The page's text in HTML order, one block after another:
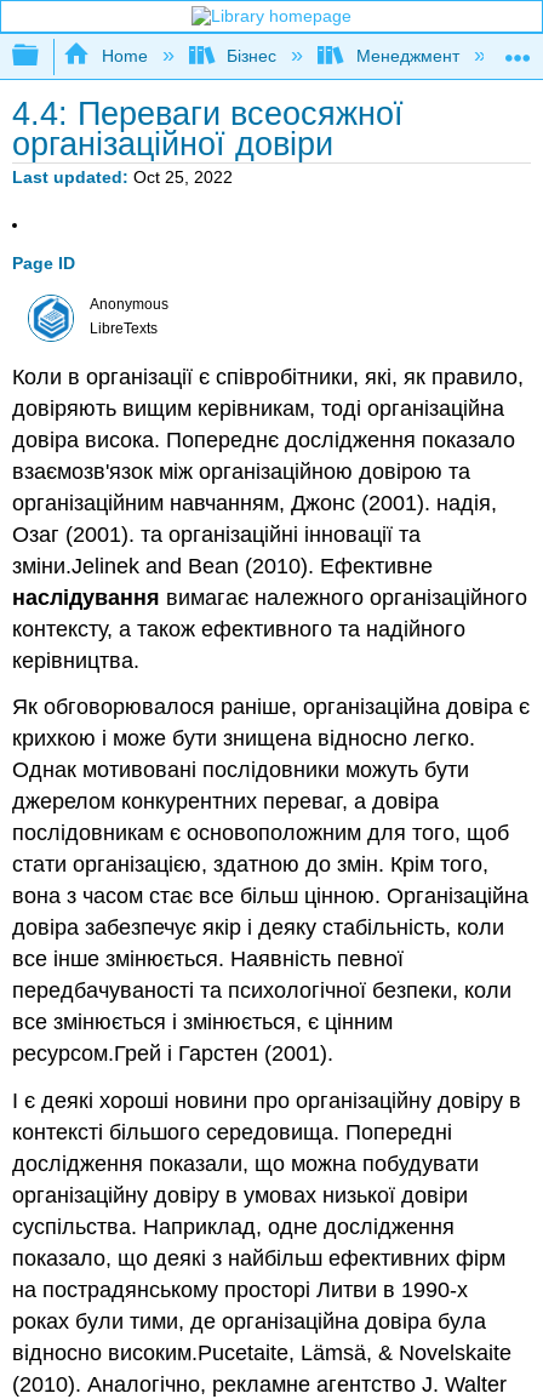
Expand/collapse global hierarchy
Home Бізнес Менеджмент
4.4: Переваги всеосяжної
організаційної довіри
Last updated Oct 25, 2022
Page ID
Anonymous
LibreTexts
Коли в організації є співробітники, які, як правило,
довіряють вищим керівникам, тоді організаційна
довіра висока. Попереднє дослідження показало
взаємозв'язок між організаційною довірою та
організаційним навчанням, Джонс (2001). надія,
Озаг (2001). та організаційні інновації та
зміни.Jelinek and Bean (2010). Ефективне
наслідування вимагає належного організаційного
контексту, а також ефективного та надійного
керівництва.
Як обговорювалося раніше, організаційна довіра є
крихкою і може бути знищена відносно легко.
Однак мотивовані послідовники можуть бути
джерелом конкурентних переваг, а довіра
послідовникам є основоположним для того, щоб
стати організацією, здатною до змін. Крім того,
вона з часом стає все більш цінною. Організаційна
довіра забезпечує якір і деяку стабільність, коли
все інше змінюється. Наявність певної
передбачуваності та психологічної безпеки, коли
все змінюється і змінюється, є цінним
ресурсом.Грей і Гарстен (2001).
І є деякі хороші новини про організаційну довіру в
контексті більшого середовища. Попередні
дослідження показали, що можна побудувати
організаційну довіру в умовах низької довіри
суспільства. Наприклад, одне дослідження
показало, що деякі з найбільш ефективних фірм
на пострадянському просторі Литви в 1990-х
роках були тими, де організаційна довіра була
відносно високим.Pucetaite, Lämsä, & Novelskaite
(2010). Аналогічно, рекламне агентство J. Walter